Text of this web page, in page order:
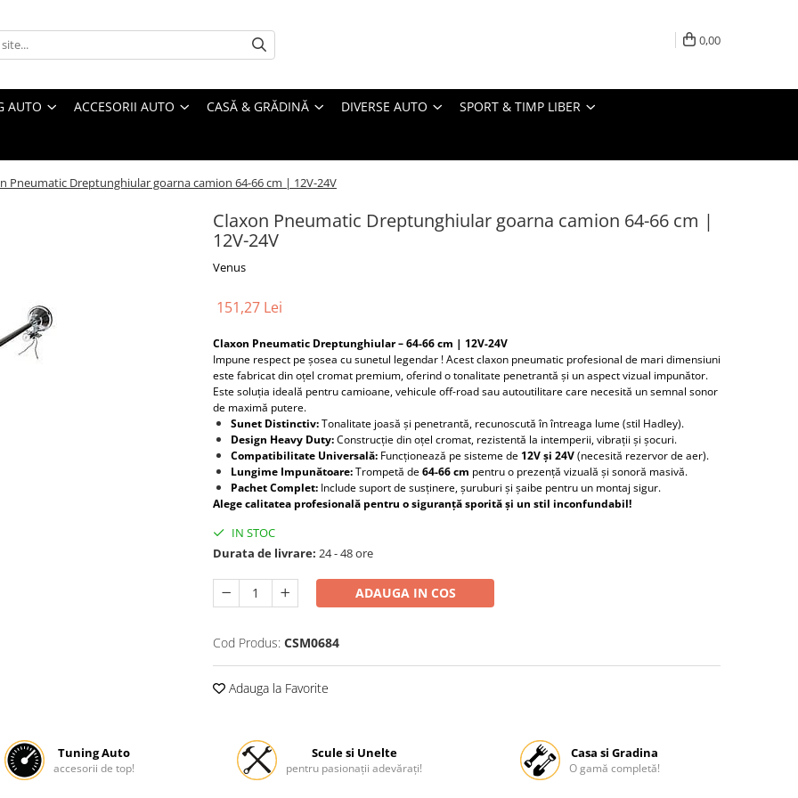
0,00
AUTO ACCESORII AUTO CASĂ & GRĂDINĂ DIVERSE AUTO SPORT & TIMP LIBER
Pneumatic Dreptunghiular goarna camion 64-66 cm | 12V-24V
Claxon Pneumatic Dreptunghiular goarna camion 64-66 cm |
12V-24V
Venus
151,27 Lei
Claxon Pneumatic Dreptunghiular – 64-66 cm | 12V-24V
Impune respect pe șosea cu sunetul legendar ! Acest claxon pneumatic profesional de mari dimensiuni
este fabricat din oțel cromat premium, oferind o tonalitate penetrantă și un aspect vizual impunător.
Este soluția ideală pentru camioane, vehicule off-road sau autoutilitare care necesită un semnal sonor
de maximă putere.
Sunet Distinctiv:Tonalitate joasă și penetrantă, recunoscută în întreaga lume (stil Hadley).
Design Heavy Duty:Construcție din oțel cromat, rezistentă la intemperii, vibrații și șocuri.
Compatibilitate Universală: Funcționează pe sisteme de 12V și 24V(necesită rezervor de aer).
Lungime Impunătoare:Trompetă de64-66 cm pentru o prezență vizuală și sonoră masivă.
Pachet Complet: Include suport de susținere, șuruburi și șaibe pentru un montaj sigur.
Alege calitatea profesională pentru o siguranță sporită și un stil inconfundabil!
IN STOC
Durata de livrare: 24 - 48 ore
ADAUGA IN COS
Cod Produs: CSM0684
Adauga la Favorite
Tuning Auto
accesorii de top!
Scule si Unelte
pentru pasionații adevărați!
Casa si Gradina
O gamă completă!